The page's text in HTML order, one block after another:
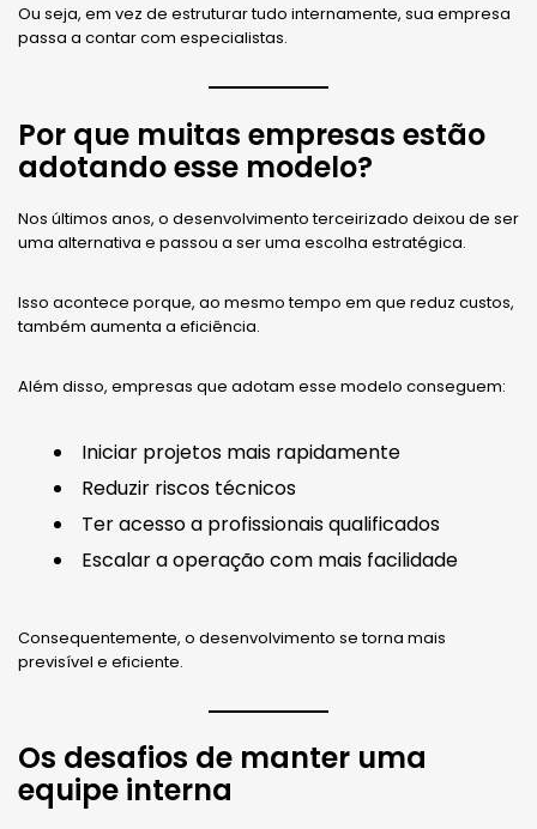
Ou seja, em vez de estruturar tudo internamente, sua empresa
passa a contar com especialistas.
Por que muitas empresas estão
adotando esse modelo?
Nos últimos anos, o desenvolvimento terceirizado deixou de ser
uma alternativa e passou a ser uma escolha estratégica.
Isso acontece porque, ao mesmo tempo em que reduz custos,
também aumenta a eficiência.
Além disso, empresas que adotam esse modelo conseguem:
Iniciar projetos mais rapidamente
Reduzir riscos técnicos
Ter acesso a profissionais qualificados
Escalar a operação com mais facilidade
Consequentemente, o desenvolvimento se torna mais
previsível e eficiente.
Os desafios de manter uma
equipe interna